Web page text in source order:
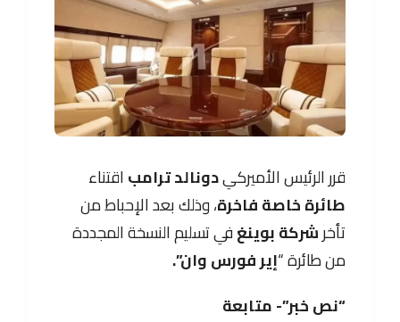
قرر الرئيس الأميركيدونالد ترامب اقتناء
طائرة خاصة فاخرة، وذلك بعد الإحباط من
تأخرشركة بوينغفي تسليم النسخة المجددة
من طائرة “إير فورس وان”.
“نص خبر”- متابعة